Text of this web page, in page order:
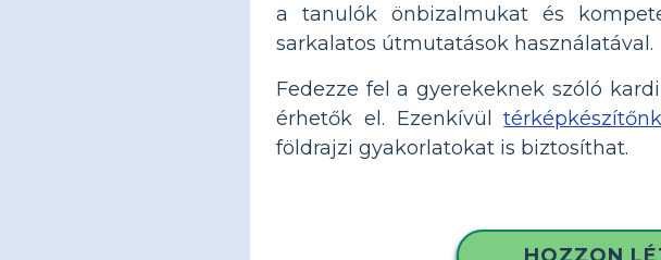
a tanulók önbizalmukat és
sarkalatos útmutatások használatával.
Fedezze fel a gyerekeknek szóló
érhetők el. Ezenkívül
földrajzi gyakorlatokat is biztosíthat.